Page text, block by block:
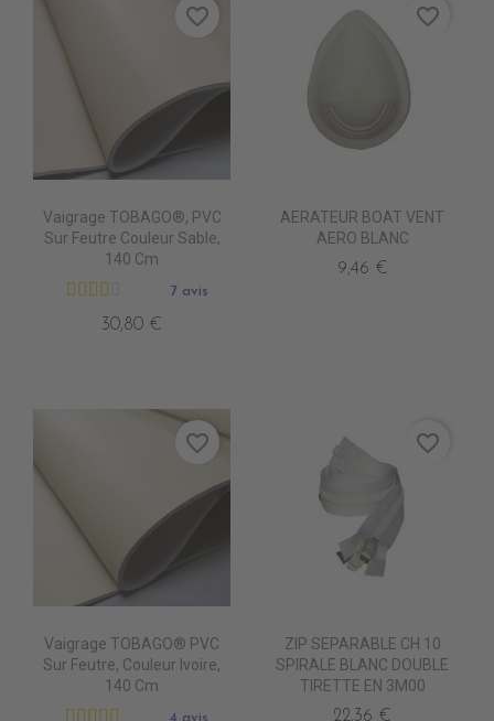
Vaigrage TOBAGO®, PVC
Sur Feutre Couleur Sable,
140 Cm
7 avis
30,80 €
favorite_border
AERATEUR BOAT VENT
AERO BLANC
9,46 €
favorite_border
Vaigrage TOBAGO® PVC
Sur Feutre, Couleur Ivoire,
140 Cm
favorite_border
ZIP SEPARABLE CH 10
SPIRALE BLANC DOUBLE
TIRETTE EN 3M00
22,36 €
favorite_border